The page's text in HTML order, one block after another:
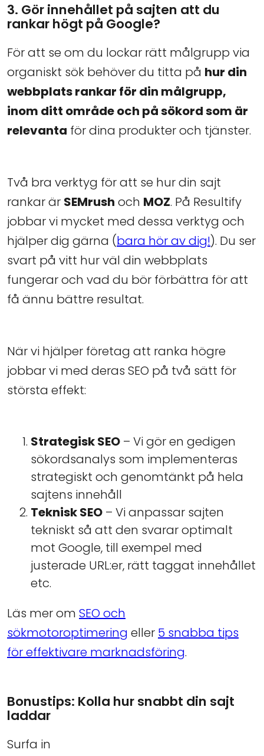
3. Gör innehållet på sajten att du
rankar högt på Google?
För att se om du lockar rätt målgrupp via
organiskt sök behöver du titta på hur din
webbplats rankar för din målgrupp,
inom ditt område och på sökord som är
relevanta för dina produkter och tjänster.
Två bra verktyg för att se hur din sajt
rankar är SEMrush och MOZ. På Resultify
jobbar vi mycket med dessa verktyg och
hjälper dig gärna (bara hör av dig!). Du ser
svart på vitt hur väl din webbplats
fungerar och vad du bör förbättra för att
få ännu bättre resultat.
När vi hjälper företag att ranka högre
jobbar vi med deras SEO på två sätt för
största effekt:
Strategisk SEO – Vi gör en gedigen
sökordsanalys som implementeras
strategiskt och genomtänkt på hela
sajtens innehåll
Teknisk SEO – Vi anpassar sajten
tekniskt så att den svarar optimalt
mot Google, till exempel med
justerade URL:er, rätt taggat innehållet
etc.
Läs mer om SEO och
sökmotoroptimering eller 5 snabba tips
för effektivare marknadsföring.
Bonustips: Kolla hur snabbt din sajt
laddar
Surfa in